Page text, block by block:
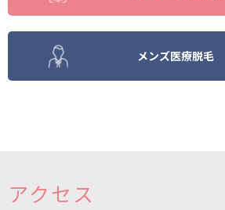
メンズ医療脱毛
アクセス